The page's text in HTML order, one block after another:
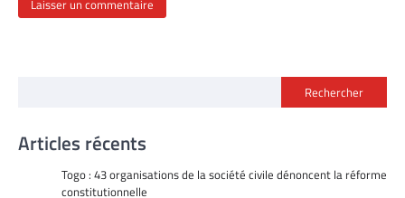
Rechercher
Articles récents
Togo : 43 organisations de la société civile dénoncent la réforme
constitutionnelle